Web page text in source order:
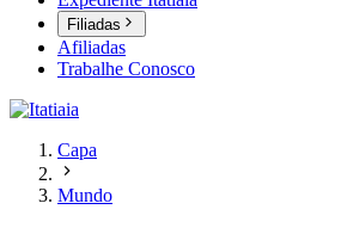
Filiadas
Afiliadas
Trabalhe Conosco
Capa
Mundo